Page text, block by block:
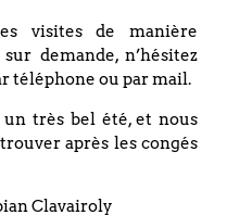
abonnez-vous !
visites de manière
demande, n’hésitez
téléphone ou par mail.
un très bel été, et nous
après les congés
Clavairoly